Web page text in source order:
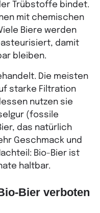
Trübstoffe bindet.
mit chemischen
Biere werden
damit
bleiben.
Die meisten
starke Filtration
nutzen sie
(fossile
das natürlich
Geschmack und
Bio-Bier ist
haltbar.
Bier verboten